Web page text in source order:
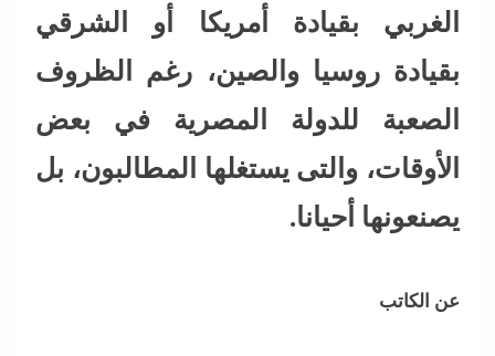
الغربي بقيادة أمريكا أو الشرقي
بقيادة روسيا والصين، رغم الظروف
الصعبة للدولة المصرية في بعض
الأوقات، والتى يستغلها المطالبون، بل
يصنعونها أحيانا.
عن الكاتب